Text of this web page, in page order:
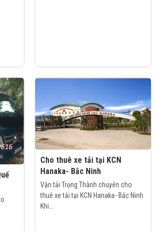
Cho thuê xe tải tại KCN
Hanaka- Bắc Ninh
Vận tải Trọng Thành chuyên cho
thuê xe tải tại KCN Hanaka- Bắc Ninh
Khi...